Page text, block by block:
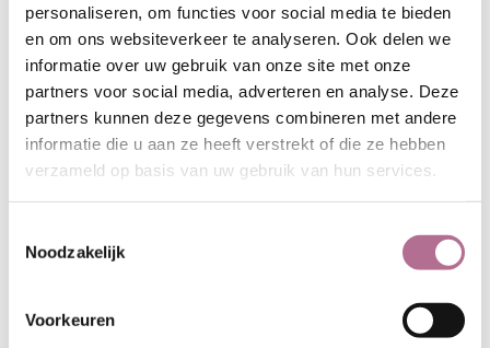
personaliseren, om functies voor social media te bieden
en om ons websiteverkeer te analyseren. Ook delen we
informatie over uw gebruik van onze site met onze
partners voor social media, adverteren en analyse. Deze
partners kunnen deze gegevens combineren met andere
informatie die u aan ze heeft verstrekt of die ze hebben
verzameld op basis van uw gebruik van hun services.
Noodzakelijk
Voorkeuren
Lichtblauwe 1x1
ribstof van 100%
biologische katoen
€17.40 incl BTW
Grijsmelange 1x1
ribstof van
biologische katoen
€ 16.50 incl BTW